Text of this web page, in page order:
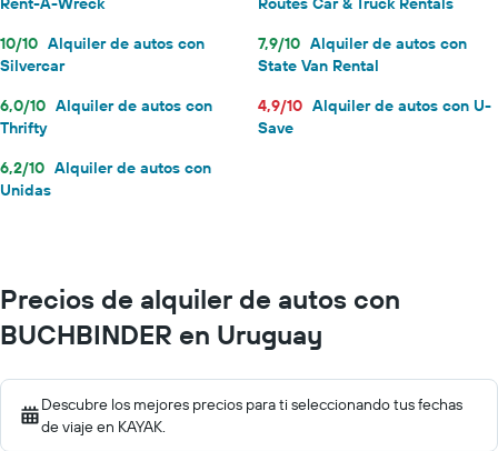
10/10 Alquiler de autos con
Silvercar
7,9/10 Alquiler de autos con
State Van Rental
6,0/10 Alquiler de autos con
Thrifty
4,9/10 Alquiler de autos con U-
Save
6,2/10 Alquiler de autos con
Unidas
Precios de alquiler de autos con
BUCHBINDER en Uruguay
Descubre los mejores precios para ti seleccionando tus fechas
de viaje en KAYAK.